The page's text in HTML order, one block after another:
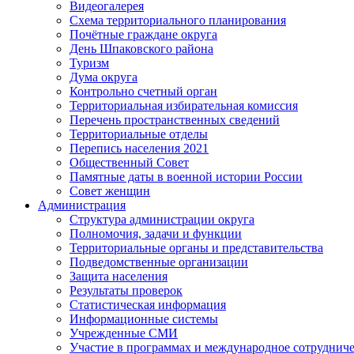
Видеогалерея
Схема территориального планирования
Почётные граждане округа
День Шпаковского района
Туризм
Дума округа
Контрольно счетный орган
Территориальная избирательная комиссия
Перечень пространственных сведений
Территориальные отделы
Перепись населения 2021
Общественный Совет
Памятные даты в военной истории России
Совет женщин
Администрация
Структура администрации округа
Полномочия, задачи и функции
Территориальные органы и представительства
Подведомственные организации
Защита населения
Результаты проверок
Статистическая информация
Информационные системы
Учрежденные СМИ
Участие в программах и международное